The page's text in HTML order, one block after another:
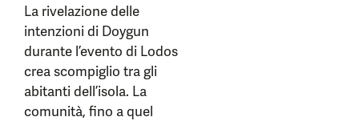
La rivelazione delle
intenzioni di Doygun
durante l’evento di Lodos
crea scompiglio tra gli
abitanti dell’isola. La
comunità, fino a quel